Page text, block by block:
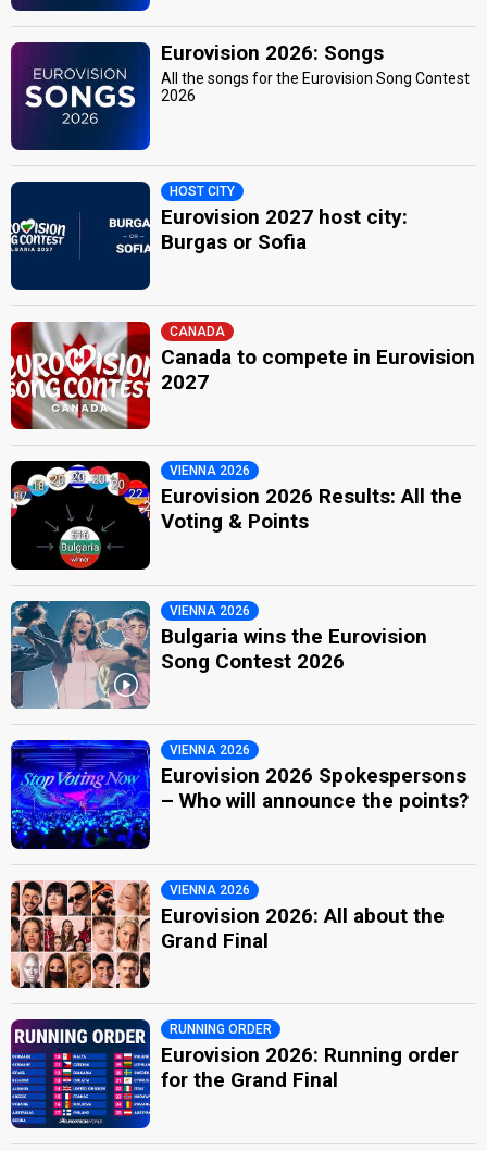
Eurovision 2026: Songs
All the songs for the Eurovision Song Contest
2026
HOST CITY
Eurovision 2027 host city:
Burgas or Sofia
CANADA
Canada to compete in Eurovision
2027
VIENNA 2026
Eurovision 2026 Results: All the
Voting & Points
VIENNA 2026
Bulgaria wins the Eurovision
Song Contest 2026
VIENNA 2026
Eurovision 2026 Spokespersons
– Who will announce the points?
VIENNA 2026
Eurovision 2026: All about the
Grand Final
RUNNING ORDER
Eurovision 2026: Running order
for the Grand Final